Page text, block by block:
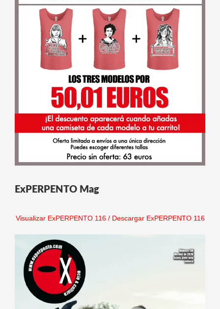
ExPERPENTO Mag
Visualizar ExPERPENTO 116/ Descargar ExPERPENTO 116